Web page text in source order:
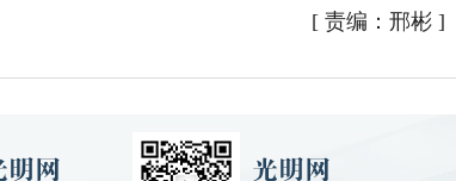
[ 责编：邢彬 ]